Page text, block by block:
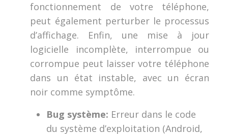
fonctionnement de votre téléphone,
peut également perturber le processus
d’affichage. Enfin, une mise à jour
logicielle incomplète, interrompue ou
corrompue peut laisser votre téléphone
dans un état instable, avec un écran
noir comme symptôme.
Bug système: Erreur dans le code
du système d’exploitation (Android,